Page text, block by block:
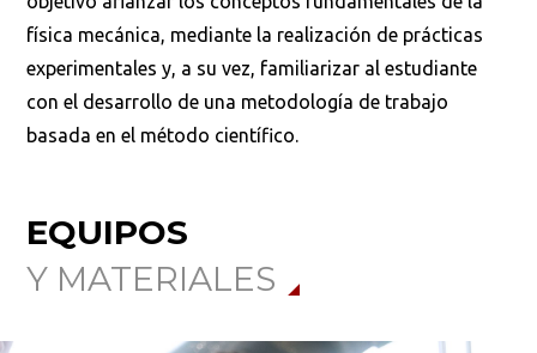
física mecánica, mediante la realización de prácticas
experimentales y, a su vez, familiarizar al estudiante
con el desarrollo de una metodología de trabajo
basada en el método científico.
EQUIPOS
Y MATERIALES